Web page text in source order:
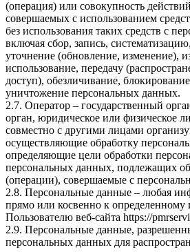
(операция) или совокупность
совершаемых с использованием
без использования таких средств с
включая сбор, запись,
уточнение (обновление, изменение),
использование, передачу
доступ), обезличивание,
уничтожение персональных данных.
2.7. Оператор – государственный
орган, юридическое или физическое
совместно с другими лицами
осуществляющие обработку
определяющие цели обработки
персональных данных, подлежащих
(операции), совершаемые с
2.8. Персональные данные – любая
прямо или косвенно к определенному
Пользователю веб-сайта https://
2.9. Персональные данные,
персональных данных для